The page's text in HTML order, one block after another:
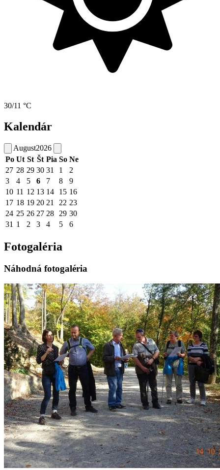
30/11 °C
Kalendár
August2026
Po Ut St Št Pia So Ne
27 28 29 30 31 1
2
3
4 5 6 7 8
9
10 11 12 13 14 15 16
17 18 19 20 21 22 23
24 25 26 27 28 29 30
31 1 2 3 4 5 6
Fotogaléria
Náhodná fotogaléria